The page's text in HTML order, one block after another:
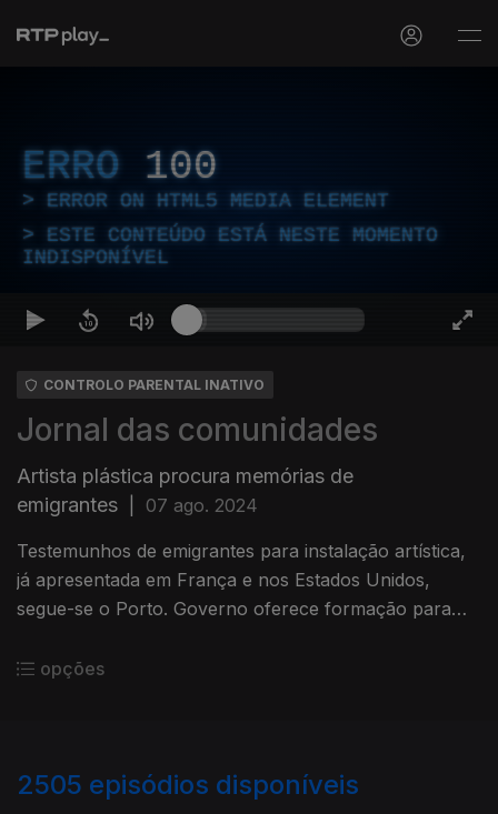
ERRO 100
ERROR ON HTML5 MEDIA ELEMENT
ESTE CONTEÚDO ESTÁ NESTE MOMENTO
INDISPONÍVEL
CONTROLO PARENTAL INATIVO
Jornal das comunidades
Artista plástica procura memórias de
emigrantes
07 ago. 2024
Testemunhos de emigrantes para instalação artística,
já apresentada em França e nos Estados Unidos,
segue-se o Porto. Governo oferece formação para
Gaspar Dias
opções
2505 episódios disponíveis